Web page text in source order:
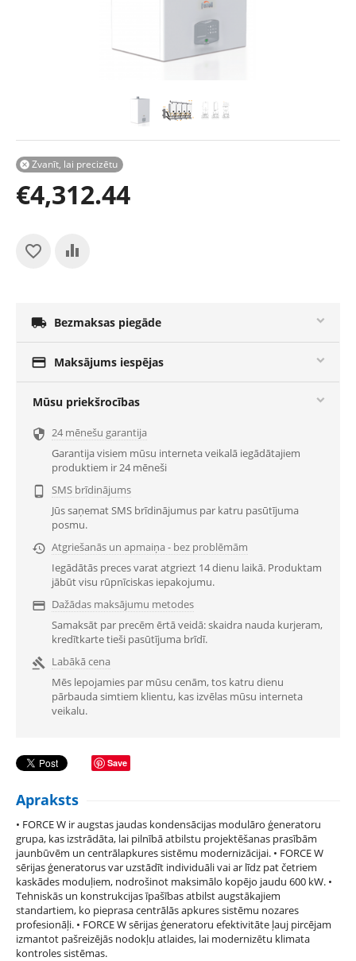
Zvanīt, lai precizētu

€4,312.44
 Bezmaksas piegāde
 Maksājums iespējas
Mūsu priekšrocības
 24 mēnešu garantija
Garantija visiem mūsu interneta veikalā iegādātajiem
produktiem ir 24 mēneši

SMS brīdinājums
Jūs saņemat SMS brīdinājumus par katru pasūtījuma
posmu.
 Atgriešanās un apmaiņa - bez problēmām
Iegādātās preces varat atgriezt 14 dienu laikā. Produktam
jābūt visu rūpnīciskas iepakojumu.
 Dažādas maksājumu metodes
Samaksāt par precēm ērtā veidā: skaidra nauda kurjeram,
kredītkarte tieši pasūtījuma brīdī.

Labākā cena
Mēs lepojamies par mūsu cenām, tos katru dienu
pārbauda simtiem klientu, kas izvēlas mūsu interneta
veikalu.
Save
Apraksts
• FORCE W ir augstas jaudas kondensācijas modulāro ģeneratoru
grupa, kas izstrādāta, lai pilnībā atbilstu projektēšanas prasībām
jaunbūvēm un centrālapkures sistēmu modernizācijai. • FORCE W
sērijas ģeneratorus var uzstādīt individuāli vai ar līdz pat četriem
kaskādes moduļiem, nodrošinot maksimālo kopējo jaudu 600 kW. •
Tehniskās un konstrukcijas īpašības atbilst augstākajiem
standartiem, ko pieprasa centrālās apkures sistēmu nozares
profesionāļi. • FORCE W sērijas ģeneratoru efektivitāte ļauj pircējam
izmantot pašreizējās nodokļu atlaides, lai modernizētu klimata
kontroles sistēmas.